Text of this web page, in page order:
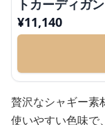
トカーディガン
¥11,140
贅沢なシャギー素
使いやすい色味で